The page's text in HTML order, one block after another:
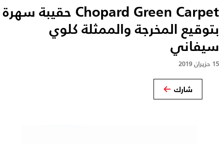
Chopard Green Carpet حقيبة سهرة
بتوقيع المخرجة والممثلة كلوي
سيفاني
15 حزيران 2019
شارك